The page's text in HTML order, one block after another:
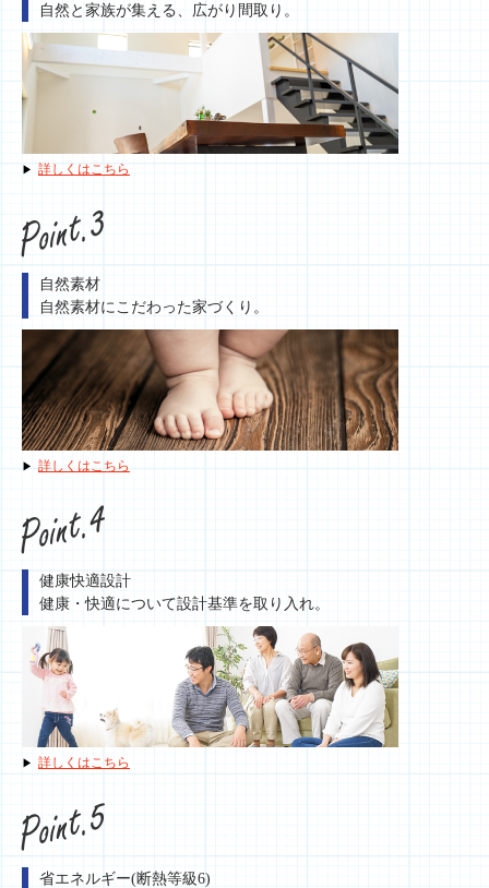
自然と家族が集える、広がり間取り。
詳しくはこちら
自然素材
自然素材にこだわった家づくり。
詳しくはこちら
健康快適設計
健康・快適について設計基準を取り入れ。
詳しくはこちら
省エネルギー(断熱等級6)